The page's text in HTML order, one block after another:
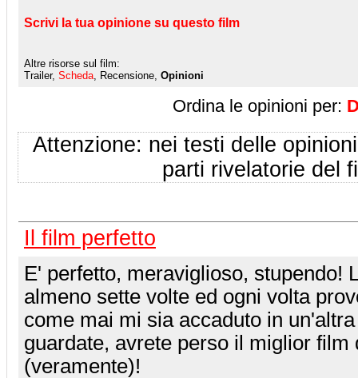
Scrivi la tua opinione su questo film
Altre risorse sul film:
Trailer, Scheda , Recensione, Opinioni
Ordina le opinioni per:
Attenzione: nei testi delle
parti rivelatorie del
Il film perfetto
E' perfetto, meraviglioso, stupendo!
almeno sette volte ed ogni volta
come mai mi sia accaduto in
guardate, avrete perso il miglior film
(veramente)!